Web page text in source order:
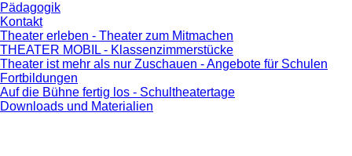
Pädagogik
Kontakt
Theater erleben - Theater zum Mitmachen
THEATER MOBIL - Klassenzimmerstücke
Theater ist mehr als nur Zuschauen - Angebote für Schulen
Fortbildungen
Auf die Bühne fertig los - Schultheatertage
Downloads und Materialien